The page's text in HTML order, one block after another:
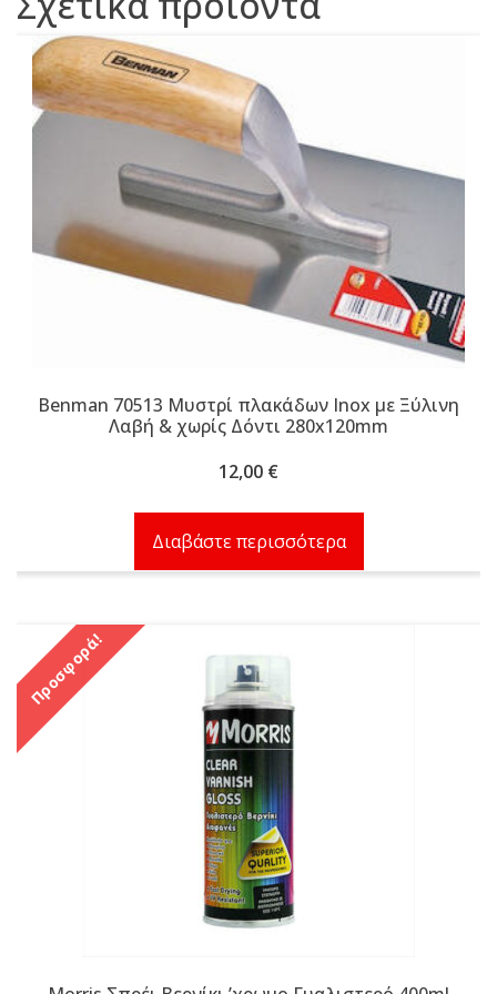
Benman 70513 Μυστρί πλακάδων Inox με Ξύλινη
Λαβή & χωρίς Δόντι 280x120mm
12,00 €
Διαβάστε περισσότερα
Προσφορά!